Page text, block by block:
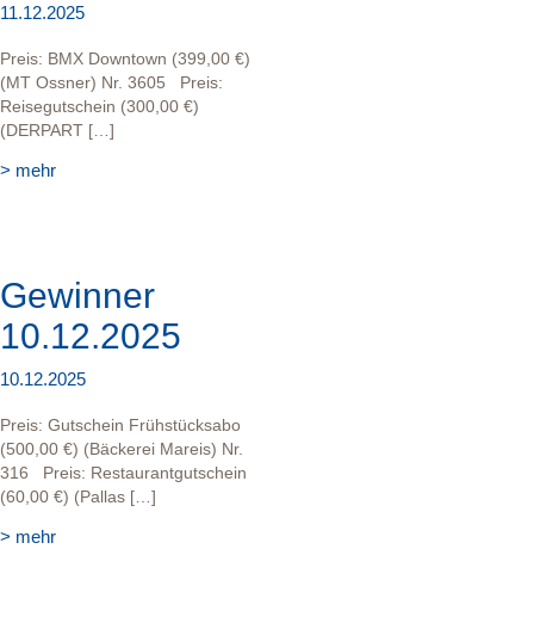
11.12.2025
Preis: BMX Downtown (399,00 €)
(MT Ossner) Nr. 3605 Preis:
Reisegutschein (300,00 €)
(DERPART […]
> mehr
Gewinner
10.12.2025
10.12.2025
Preis: Gutschein Frühstücksabo
(500,00 €) (Bäckerei Mareis) Nr.
316 Preis: Restaurantgutschein
(60,00 €) (Pallas […]
> mehr